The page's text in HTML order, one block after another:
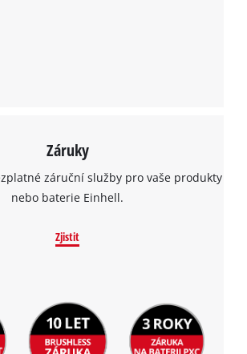
Záruky
záruční služby pro vaše produkty
nebo baterie Einhell.
Zjistit